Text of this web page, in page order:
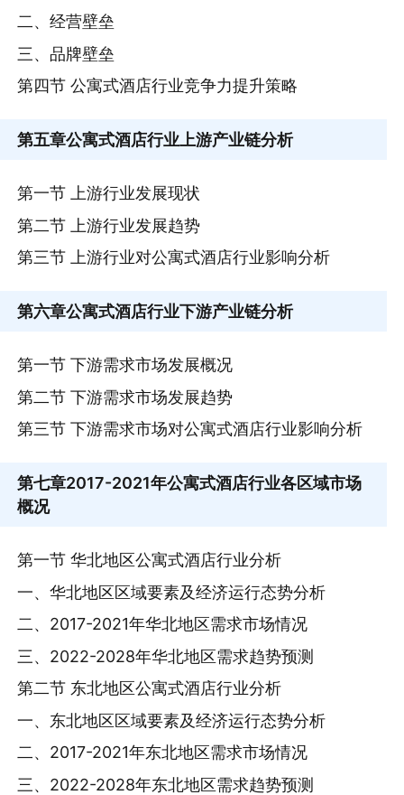
二、经营壁垒
三、品牌壁垒
第四节 公寓式酒店行业竞争力提升策略
第五章公寓式酒店行业上游产业链分析
第一节 上游行业发展现状
第二节 上游行业发展趋势
第三节 上游行业对公寓式酒店行业影响分析
第六章公寓式酒店行业下游产业链分析
第一节 下游需求市场发展概况
第二节 下游需求市场发展趋势
第三节 下游需求市场对公寓式酒店行业影响分析
第七章2017-2021年公寓式酒店行业各区域市场
概况
第一节 华北地区公寓式酒店行业分析
一、华北地区区域要素及经济运行态势分析
二、2017-2021年华北地区需求市场情况
三、2022-2028年华北地区需求趋势预测
第二节 东北地区公寓式酒店行业分析
一、东北地区区域要素及经济运行态势分析
二、2017-2021年东北地区需求市场情况
三、2022-2028年东北地区需求趋势预测